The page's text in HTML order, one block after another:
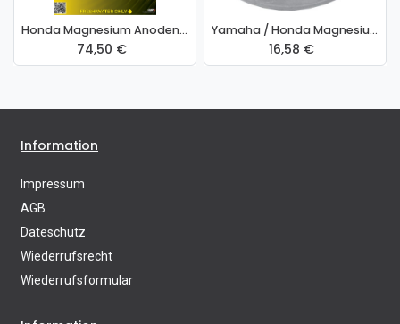
Honda Magnesium Anodensatz für BF75-115PS
74,50 €
Yamaha / Honda Magnesium Anode
16,58 €
Information
Impressum
AGB
Dateschutz
Wiederrufsrecht
Wiederrufsformular